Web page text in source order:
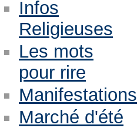
Infos
Religieuses
Les mots
pour rire
Manifestations
Marché d'été